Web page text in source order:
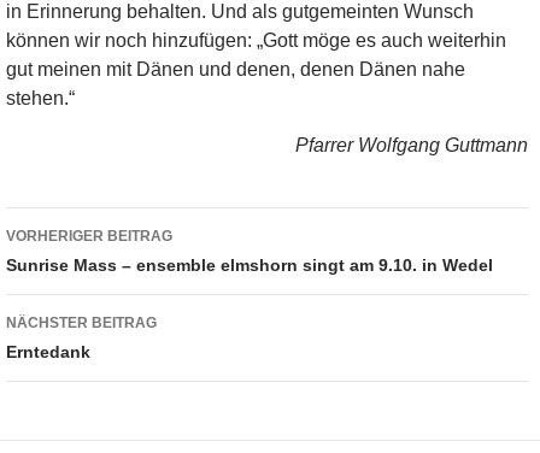
in Erinnerung behalten. Und als gutgemeinten Wunsch
können wir noch hinzufügen: „Gott möge es auch weiterhin
gut meinen mit Dänen und denen, denen Dänen nahe
stehen.“
Pfarrer Wolfgang Guttmann
Beitragsnavigation
VORHERIGER BEITRAG
Sunrise Mass – ensemble elmshorn singt am 9.10. in Wedel
NÄCHSTER BEITRAG
Erntedank